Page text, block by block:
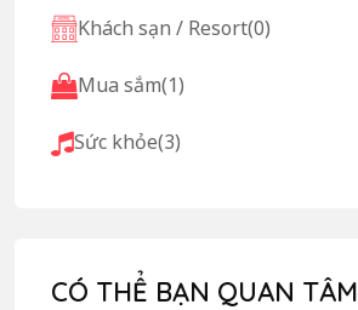
Khách sạn / Resort(0)
Mua sắm(1)
Sức khỏe(3)
CÓ THỂ BẠN QUAN TÂM